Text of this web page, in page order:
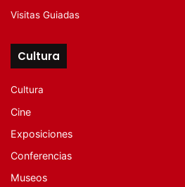
Visitas Guiadas
Cultura
Cultura
Cine
Exposiciones
Conferencias
Museos